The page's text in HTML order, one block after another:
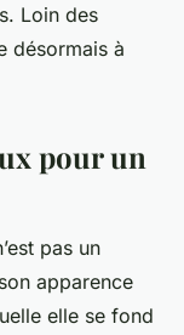
Loin des
désormais à
pour un
pas un
apparence
elle se fond